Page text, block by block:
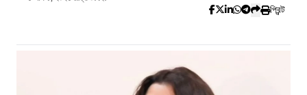
প্রিন্ট